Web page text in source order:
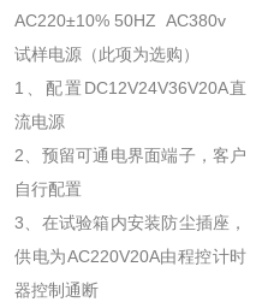
AC220±10% 50HZ AC380v
试样电源（此项为选购）
1、配置DC12V24V36V20A直
流电源
2、预留可通电界面端子，客户
自行配置
3、在试验箱内安装防尘插座，
供电为AC220V20A由程控计时
器控制通断